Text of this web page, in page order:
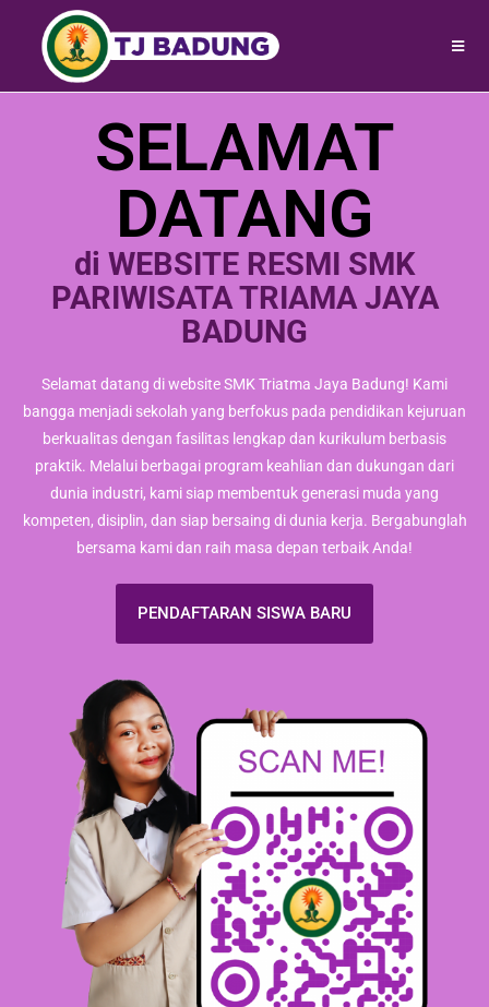
SELAMAT
DATANG
di WEBSITE RESMI SMK
PARIWISATA TRIAMA JAYA
BADUNG
Selamat datang di website SMK Triatma Jaya Badung! Kami
bangga menjadi sekolah yang berfokus pada pendidikan kejuruan
berkualitas dengan fasilitas lengkap dan kurikulum berbasis
praktik. Melalui berbagai program keahlian dan dukungan dari
dunia industri, kami siap membentuk generasi muda yang
kompeten, disiplin, dan siap bersaing di dunia kerja. Bergabunglah
bersama kami dan raih masa depan terbaik Anda!
PENDAFTARAN SISWA BARU